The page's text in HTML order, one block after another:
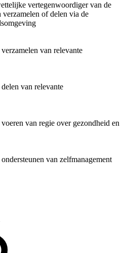
vertegenwoordiger van de
verzamelen of delen via de
van relevante
van relevante
van regie over gezondheid en
van zelfmanagement